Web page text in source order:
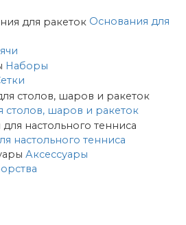
Основания для
Наборы
столов, шаров и ракеток
настольного тенниса
Аксессуары